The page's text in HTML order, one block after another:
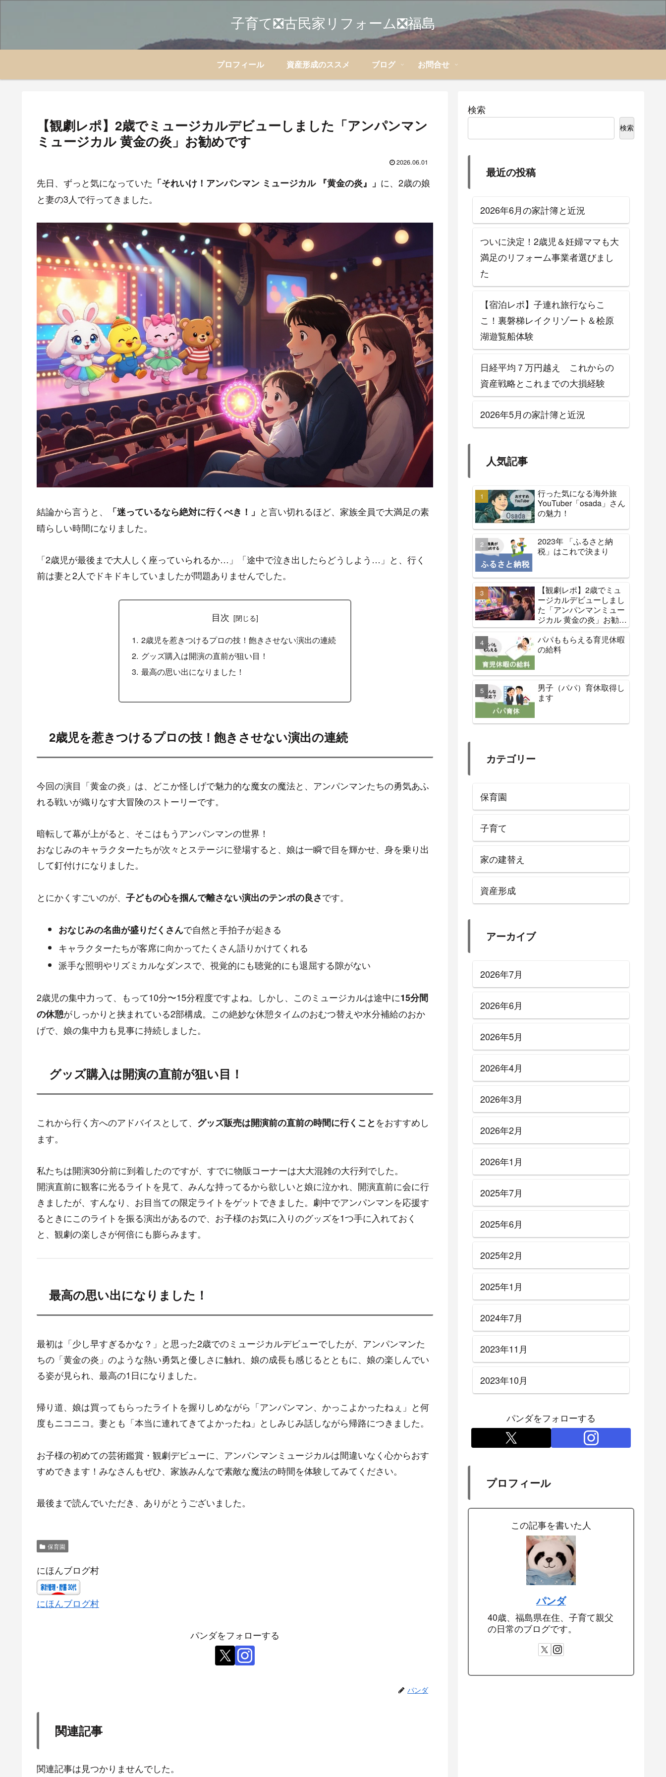
子育て❎古民家リフォーム❎福島
プロフィール 資産形成のススメ ブログ お問合せ
【観劇レポ】2歳でミュージカルデビューしました「アンパンマン
ミュージカル 黄金の炎」お勧めです
2026.06.01
先日、ずっと気になっていた 「それいけ！アンパンマン ミュージカル 『黄金の炎』」 に、2歳の娘
と妻の3人で行ってきました。
結論から言うと、 「迷っているなら絶対に行くべき！」 と言い切れるほど、家族全員で大満足の素
晴らしい時間になりました。
「2歳児が最後まで大人しく座っていられるか…」「途中で泣き出したらどうしよう…」と、行く
前は妻と2人でドキドキしていましたが問題ありませんでした。
目次
2歳児を惹きつけるプロの技！飽きさせない演出の連続
グッズ購入は開演の直前が狙い目！
最高の思い出になりました！
2歳児を惹きつけるプロの技！飽きさせない演出の連続
今回の演目「黄金の炎」は、どこか怪しげで魅力的な魔女の魔法と、アンパンマンたちの勇気あふ
れる戦いが織りなす大冒険のストーリーです。
暗転して幕が上がると、そこはもうアンパンマンの世界！
おなじみのキャラクターたちが次々とステージに登場すると、娘は一瞬で目を輝かせ、身を乗り出
して釘付けになりました。
とにかくすごいのが、 子どもの心を掴んで離さない演出のテンポの良さです。
おなじみの名曲が盛りだくさんで自然と手拍子が起きる
キャラクターたちが客席に向かってたくさん語りかけてくれる
派手な照明やリズミカルなダンスで、視覚的にも聴覚的にも退屈する隙がない
2歳児の集中力って、もって10分〜15分程度ですよね。しかし、このミュージカルは途中に15分間
の休憩がしっかりと挟まれている2部構成。この絶妙な休憩タイムのおむつ替えや水分補給のおか
げで、娘の集中力も見事に持続しました。
グッズ購入は開演の直前が狙い目！
これから行く方へのアドバイスとして、 グッズ販売は開演前の直前の時間に行くことをおすすめし
ます。
私たちは開演30分前に到着したのですが、すでに物販コーナーは大大混雑の大行列でした。
開演直前に観客に光るライトを見て、みんな持ってるから欲しいと娘に泣かれ、開演直前に会に行
きましたが、すんなり、お目当ての限定ライトをゲットできました。劇中でアンパンマンを応援す
るときにこのライトを振る演出があるので、お子様のお気に入りのグッズを1つ手に入れておく
と、観劇の楽しさが何倍にも膨らみます。
最高の思い出になりました！
最初は「少し早すぎるかな？」と思った2歳でのミュージカルデビューでしたが、アンパンマンた
ちの「黄金の炎」のような熱い勇気と優しさに触れ、娘の成長も感じるとともに、娘の楽しんでい
る姿が見られ、最高の1日になりました。
帰り道、娘は買ってもらったライトを握りしめながら「アンパンマン、かっこよかったねぇ」と何
度もニコニコ。妻とも「本当に連れてきてよかったね」としみじみ話しながら帰路につきました。
お子様の初めての芸術鑑賞・観劇デビューに、アンパンマンミュージカルは間違いなく心からおす
すめできます！みなさんもぜひ、家族みんなで素敵な魔法の時間を体験してみてください。
最後まで読んでいただき、ありがとうございました。
保育園
にほんブログ村
にほんブログ村
パンダをフォローする
パンダ
関連記事
関連記事は見つかりませんでした。
検索
検索
最近の投稿
2026年6月の家計簿と近況
ついに決定！2歳児＆妊婦ママも大
満足のリフォーム事業者選びまし
た
【宿泊レポ】子連れ旅行ならこ
こ！裏磐梯レイクリゾート＆桧原
湖遊覧船体験
日経平均７万円越え これからの
資産戦略とこれまでの大損経験
2026年5月の家計簿と近況
人気記事
行った気になる海外旅
YouTuber「osada」さん
の魅力！
2023年 「ふるさと納
税」はこれで決まり
【観劇レポ】2歳でミュ
ージカルデビューしまし
た「アンパンマンミュー
ジカル 黄金の炎」お勧め
です
パパももらえる育児休暇
の給料
男子（パパ）育休取得し
ます
カテゴリー
保育園
子育て
家の建替え
資産形成
アーカイブ
2026年7月
2026年6月
2026年5月
2026年4月
2026年3月
2026年2月
2026年1月
2025年7月
2025年6月
2025年2月
2025年1月
2024年7月
2023年11月
2023年10月
パンダをフォローする
プロフィール
この記事を書いた人
パンダ
40歳、福島県在住、子育て親父
の日常のブログです。